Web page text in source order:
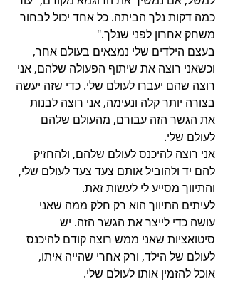
כמה דקות נלך הביתה. כל אחד יכול לבחור
משחק אחרון לפני שנלך."
בעצם הילדים שלי נמצאים בעולם אחר,
וכשאני רוצה את שיתוף הפעולה שלהם, אני
רוצה שהם יעברו לעולם שלי. כדי שזה יעשה
בצורה יותר קלה ונעימה, אני רוצה לבנות
את הגשר הזה עבורם, מהעולם שלהם
לעולם שלי.
אני רוצה להיכנס לעולם שלהם, ולהחזיק
להם יד ולהוביל אותם צעד צעד לעולם שלי,
והתיווך מסייע לי לעשות זאת.
לעיתים התיווך הוא רק חלק ממה שאני
עושה כדי לייצר את הגשר הזה. יש
סיטואציות שאני ממש רוצה קודם להיכנס
לעולם של הילד, ורק אחרי שהייה איתו,
אוכל להזמין אותו לעולם שלי.